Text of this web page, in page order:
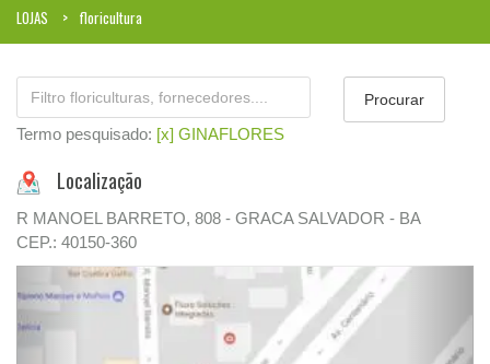
LOJAS floricultura
Termo pesquisado: [x] GINAFLORES
Localização
R MANOEL BARRETO, 808 - GRACA SALVADOR - BA
CEP.: 40150-360
Previous